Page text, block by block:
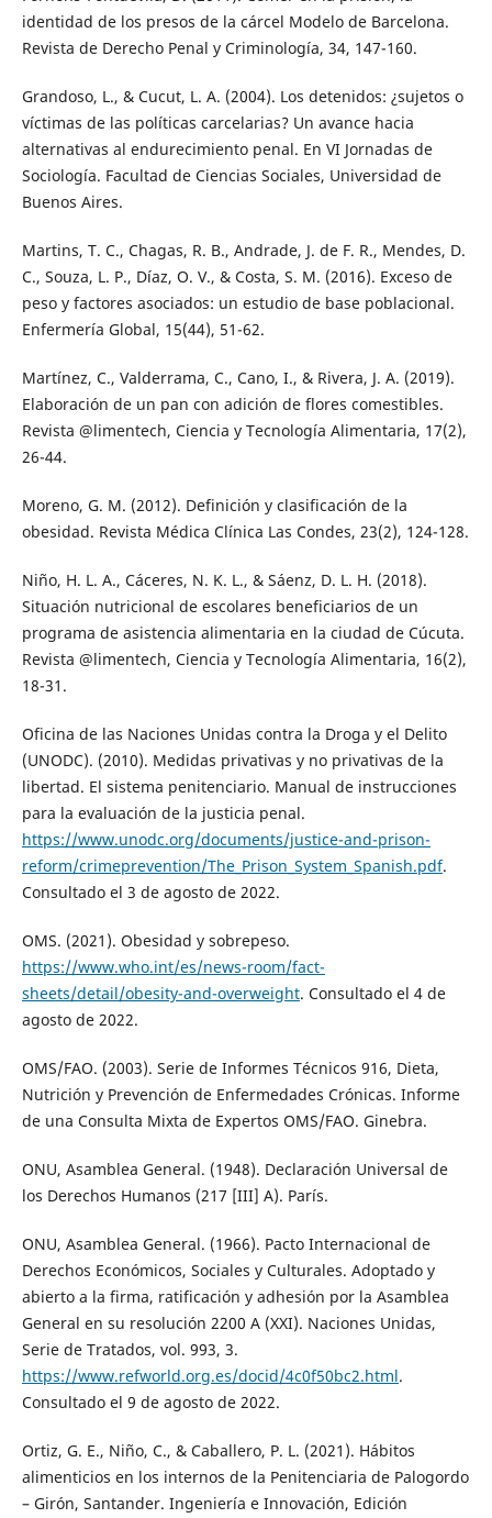
identidad de los presos de la cárcel Modelo de Barcelona.
Revista de Derecho Penal y Criminología, 34, 147-160.
Grandoso, L., & Cucut, L. A. (2004). Los detenidos: ¿sujetos o
víctimas de las políticas carcelarias? Un avance hacia
alternativas al endurecimiento penal. En VI Jornadas de
Sociología. Facultad de Ciencias Sociales, Universidad de
Buenos Aires.
Martins, T. C., Chagas, R. B., Andrade, J. de F. R., Mendes, D.
C., Souza, L. P., Díaz, O. V., & Costa, S. M. (2016). Exceso de
peso y factores asociados: un estudio de base poblacional.
Enfermería Global, 15(44), 51-62.
Martínez, C., Valderrama, C., Cano, I., & Rivera, J. A. (2019).
Elaboración de un pan con adición de flores comestibles.
Revista @limentech, Ciencia y Tecnología Alimentaria, 17(2),
26-44.
Moreno, G. M. (2012). Definición y clasificación de la
obesidad. Revista Médica Clínica Las Condes, 23(2), 124-128.
Niño, H. L. A., Cáceres, N. K. L., & Sáenz, D. L. H. (2018).
Situación nutricional de escolares beneficiarios de un
programa de asistencia alimentaria en la ciudad de Cúcuta.
Revista @limentech, Ciencia y Tecnología Alimentaria, 16(2),
18-31.
Oficina de las Naciones Unidas contra la Droga y el Delito
(UNODC). (2010). Medidas privativas y no privativas de la
libertad. El sistema penitenciario. Manual de instrucciones
para la evaluación de la justicia penal.
https://www.unodc.org/documents/justice-and-prison-
reform/crimeprevention/The_Prison_System_Spanish.pdf.
Consultado el 3 de agosto de 2022.
OMS. (2021). Obesidad y sobrepeso.
https://www.who.int/es/news-room/fact-
sheets/detail/obesity-and-overweight. Consultado el 4 de
agosto de 2022.
OMS/FAO. (2003). Serie de Informes Técnicos 916, Dieta,
Nutrición y Prevención de Enfermedades Crónicas. Informe
de una Consulta Mixta de Expertos OMS/FAO. Ginebra.
ONU, Asamblea General. (1948). Declaración Universal de
los Derechos Humanos (217 [III] A). París.
ONU, Asamblea General. (1966). Pacto Internacional de
Derechos Económicos, Sociales y Culturales. Adoptado y
abierto a la firma, ratificación y adhesión por la Asamblea
General en su resolución 2200 A (XXI). Naciones Unidas,
Serie de Tratados, vol. 993, 3.
https://www.refworld.org.es/docid/4c0f50bc2.html.
Consultado el 9 de agosto de 2022.
Ortiz, G. E., Niño, C., & Caballero, P. L. (2021). Hábitos
alimenticios en los internos de la Penitenciaria de Palogordo
– Girón, Santander. Ingeniería e Innovación, Edición